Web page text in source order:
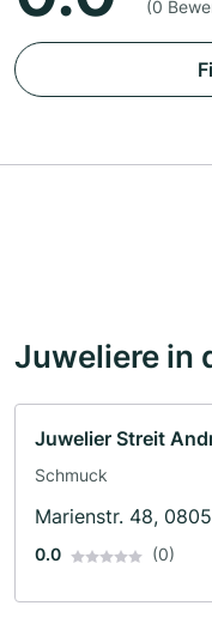
(0
Juweliere in
Juwelier Streit
Schmuck
Marienstr. 48,
0.0 (0)